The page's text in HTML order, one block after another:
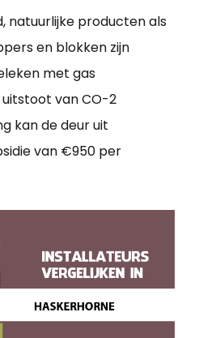
natuurlijke producten als
en blokken zijn
met gas
van CO-2
kan de deur uit
van €950 per